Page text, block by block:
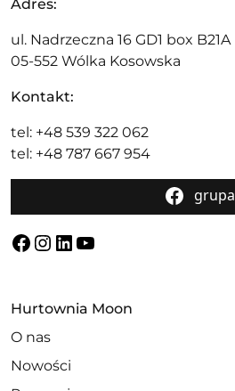
Adres:
ul. Nadrzeczna 16 GD1 box B21A
05-552 Wólka Kosowska
Kontakt:
tel: +48 539 322 062
tel: +48 787 667 954
grupa
Facebook
Instagram
LinkedIn
YouTube
Hurtownia Moon
O nas
Nowości